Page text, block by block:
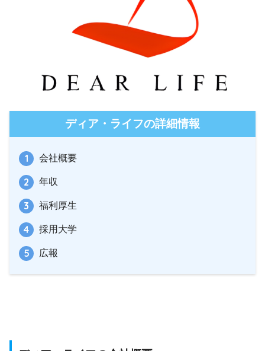
ディア・ライフの詳細情報
会社概要
年収
福利厚生
採用大学
広報